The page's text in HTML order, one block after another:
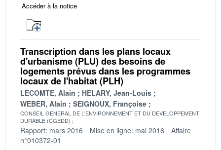
Accéder à la notice
Transcription dans les plans locaux
d'urbanisme (PLU) des besoins de
logements prévus dans les programmes
locaux de l'habitat (PLH)
LECOMTE, Alain
HELARY, Jean-Louis
WEBER, Alain
SEIGNOUX, Françoise
CONSEIL GENERAL DE L'ENVIRONNEMENT ET DU DEVELOPPEMENT
DURABLE (CGEDD)
Rapport: mars 2016 Mise en ligne: mai 2016
Affaire
n°010372-01